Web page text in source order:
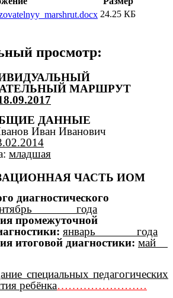
24.25 КБ
просмотр:
МАРШРУТ
ДАННЫЕ
Иван Иванович
младшая
ЧАСТЬ ИОМ
диагностического
года
промежуточной
январь года
итоговой диагностики: май
специальных педагогических
ребёнка……………………